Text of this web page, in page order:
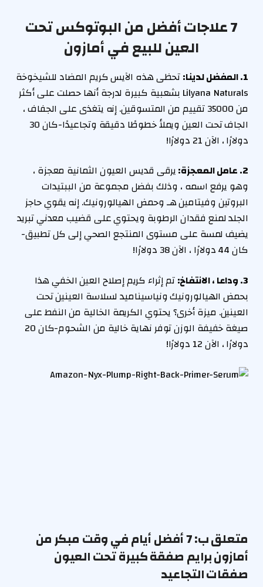
7 علاجات أفضل من البوتوكس تحت
العين للبيع في أمازون
1. المفضل لدينا:
تحظى هذه الآيس كريم المضاد للشيخوخة
Lilyana Naturals بشعبية كبيرة لدرجة أنها حصلت على أكثر
من 35000 تقييم من المتسوقين. إنه يتغذى على الجفاف ،
الجاف تحت العين ويملأ خطوطًا دقيقة وتجاعيدًا-كان 30
دولارًا ، الآن 21 دولارًا!
2. عامل المعجزة:
يرقى قديس العيون الثمانية معجزة ،
وهو يرفع اسمه ، وذلك بفضل مجموعة من الببتيدات
البروتين وفيتامين هـ وحمض الهيالورونيك. إنه يقوي حاجز
الجلد لمنع فقدان الرطوبة ويحتوي على قضيب معدني تبريد
يضيف لمسة على مستوى المنتجع الصحي إلى كل تطبيق-
كان 44 دولارًا ، الآن 38 دولارًا!
3. وداعا ، الانتفاخ:
تم إثراء كريم إصلاح العين الخفي هذا
بحمض الهيالورونيك ونياسيناميد لسلاسة العينين تحت
العينين. ميزة أخرى؟ يحتوي الكريمة الخالية من النفط على
صيغة خفيفة الوزن توفر نهاية خالية من الشحوم-كان 20
دولارًا ، الآن 12 دولارًا!
متعلق ب: 7 أفضل أيام في وقت مبكر من
أمازون برايم صفقة كبيرة تحت العيون
صفقات التجاعيد